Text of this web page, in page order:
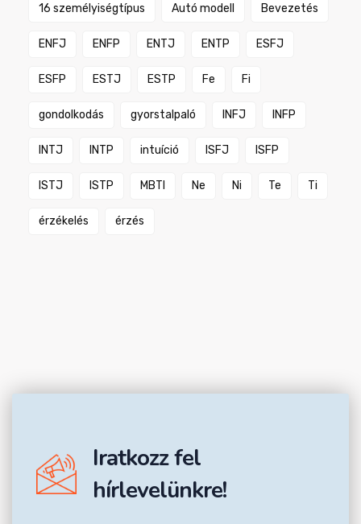
16 személyiségtípus Autó modell Bevezetés
ENFJ ENFP ENTJ ENTP ESFJ
ESFP ESTJ ESTP Fe Fi
gondolkodás gyorstalpaló INFJ INFP
INTJ INTP intuíció ISFJ ISFP
ISTJ ISTP MBTI Ne Ni Te Ti
érzékelés érzés
Iratkozz fel
hírlevelünkre!